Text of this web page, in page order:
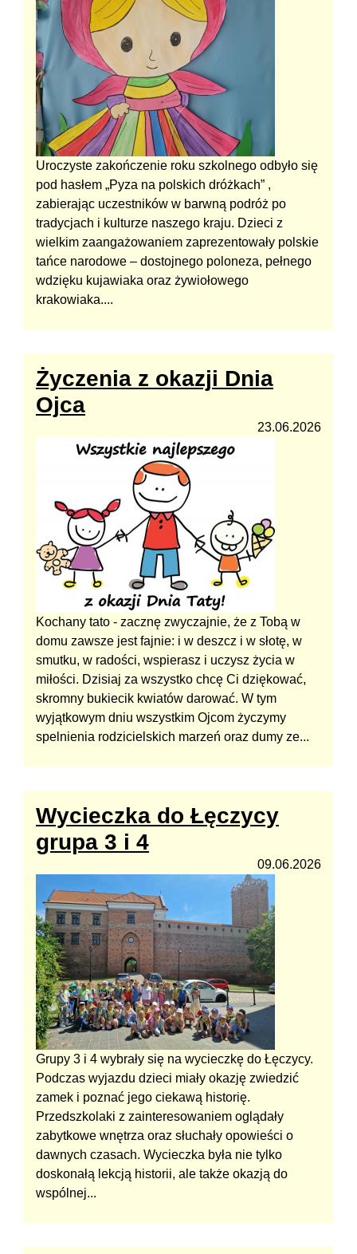
Uroczyste zakończenie roku szkolnego odbyło się
pod hasłem „Pyza na polskich dróżkach” ,
zabierając uczestników w barwną podróż po
tradycjach i kulturze naszego kraju. Dzieci z
wielkim zaangażowaniem zaprezentowały polskie
tańce narodowe – dostojnego poloneza, pełnego
wdzięku kujawiaka oraz żywiołowego
krakowiaka....
Życzenia z okazji Dnia
Ojca
23.06.2026
Kochany tato - zacznę zwyczajnie, że z Tobą w
domu zawsze jest fajnie: i w deszcz i w słotę, w
smutku, w radości, wspierasz i uczysz życia w
miłości. Dzisiaj za wszystko chcę Ci dziękować,
skromny bukiecik kwiatów darować. W tym
wyjątkowym dniu wszystkim Ojcom życzymy
spelnienia rodzicielskich marzeń oraz dumy ze...
Wycieczka do Łęczycy
grupa 3 i 4
09.06.2026
Grupy 3 i 4 wybrały się na wycieczkę do Łęczycy.
Podczas wyjazdu dzieci miały okazję zwiedzić
zamek i poznać jego ciekawą historię.
Przedszkolaki z zainteresowaniem oglądały
zabytkowe wnętrza oraz słuchały opowieści o
dawnych czasach. Wycieczka była nie tylko
doskonałą lekcją historii, ale także okazją do
wspólnej...